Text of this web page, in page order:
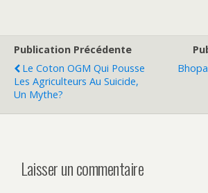
Publication Précédente
Le Coton OGM Qui Pousse
Les Agriculteurs Au Suicide,
Un Mythe?
Laisser un commentaire